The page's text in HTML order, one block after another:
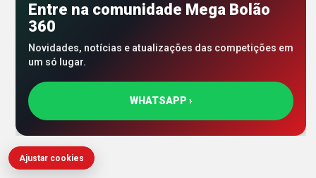
Entre na comunidade Mega Bolão
360
Novidades, notícias e atualizações das competições em
um só lugar.
WHATSAPP ›
Ajustar cookies